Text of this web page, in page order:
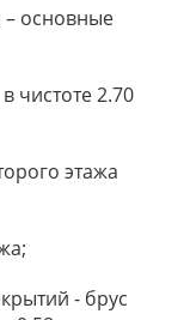
– основные
чистоте 2.70
этажа
- брус